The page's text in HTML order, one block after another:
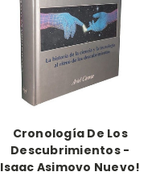
Cronología De Los
Descubrimientos -
Isaac Asimovo Nuevo!